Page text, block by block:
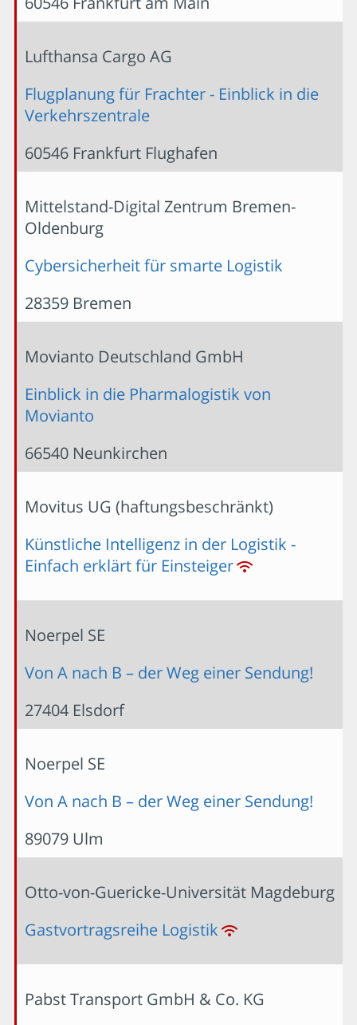
Lufthansa Cargo AG
Flugplanung für Frachter - Einblick in die
Verkehrszentrale
60546 Frankfurt Flughafen
Mittelstand-Digital Zentrum Bremen-
Oldenburg
Cybersicherheit für smarte Logistik
28359 Bremen
Movianto Deutschland GmbH
Einblick in die Pharmalogistik von
Movianto
66540 Neunkirchen
Movitus UG (haftungsbeschränkt)
Künstliche Intelligenz in der Logistik -
Einfach erklärt für Einsteiger
Noerpel SE
Von A nach B – der Weg einer Sendung!
27404 Elsdorf
Noerpel SE
Von A nach B – der Weg einer Sendung!
89079 Ulm
Otto-von-Guericke-Universität Magdeburg
Gastvortragsreihe Logistik
Pabst Transport GmbH & Co. KG